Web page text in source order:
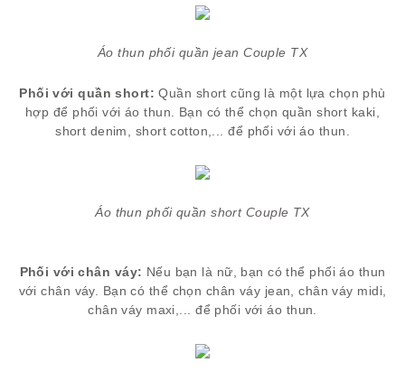
Áo thun phối quần jean Couple TX
Phối với quần short: Quần short cũng là một lựa chọn phù
hợp để phối với áo thun. Bạn có thể chọn quần short kaki,
short denim, short cotton,... để phối với áo thun.
Áo thun phối quần short Couple TX
Phối với chân váy: Nếu bạn là nữ, bạn có thể phối áo thun
với chân váy. Bạn có thể chọn chân váy jean, chân váy midi,
chân váy maxi,... để phối với áo thun.